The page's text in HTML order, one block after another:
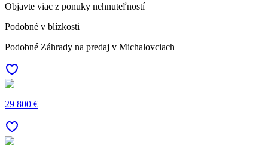
Objavte viac z ponuky nehnuteľností
Podobné v blízkosti
Podobné Záhrady na predaj v Michalovciach
29 800 €